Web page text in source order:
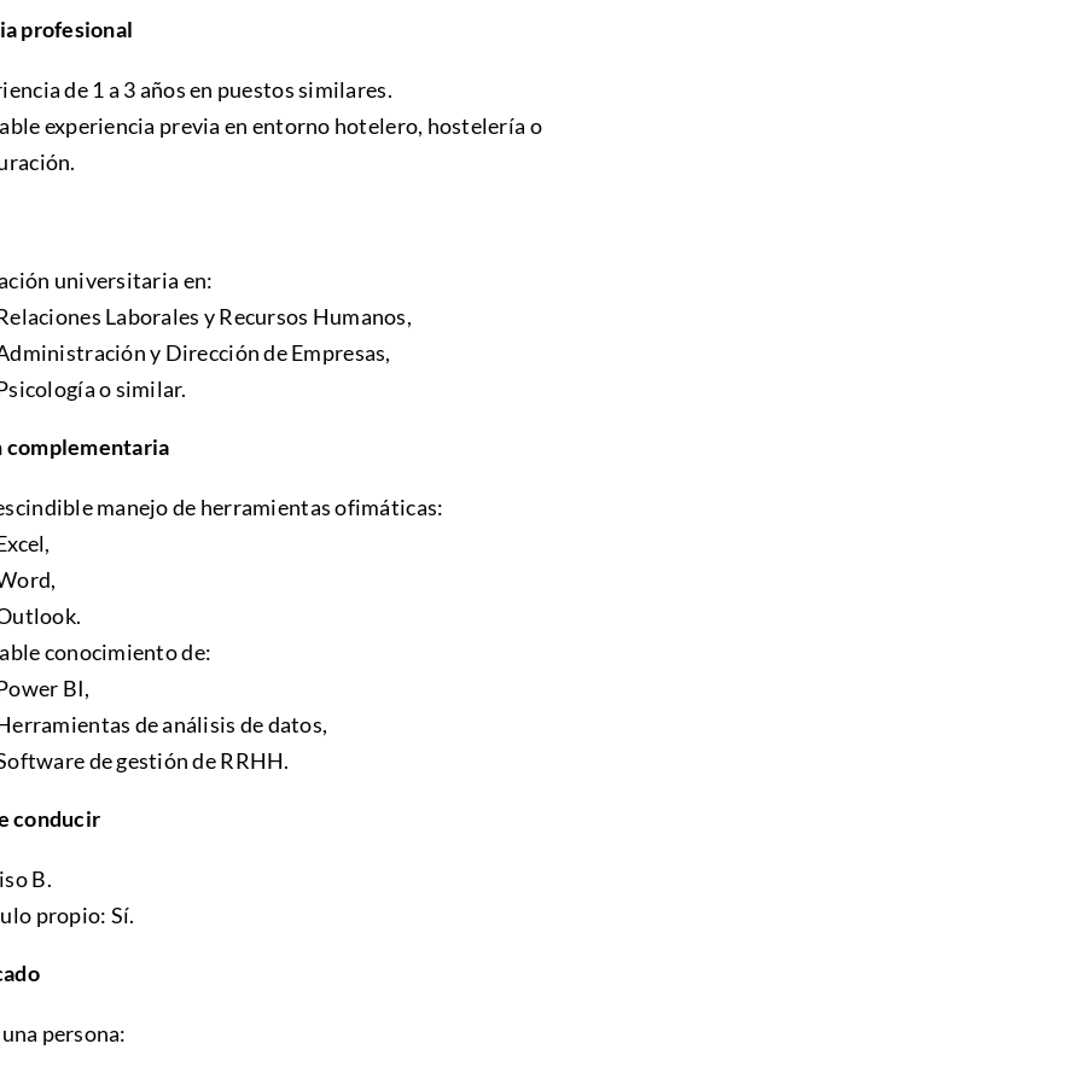
profesional
de 1 a 3 años en puestos similares.
experiencia previa en entorno hotelero, hostelería o
universitaria en:
Laborales y Recursos Humanos,
y Dirección de Empresas,
o similar.
complementaria
manejo de herramientas ofimáticas:
conocimiento de:
BI,
de análisis de datos,
de gestión de RRHH.
conducir
B.
propio: Sí.
persona: